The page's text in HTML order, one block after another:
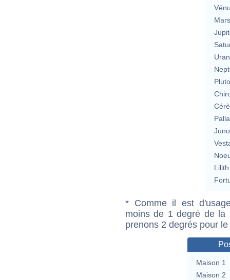
Mars
Lilith
* Comme il est
moins de 1 degré de la
prenons 2 degrés pour
Maison 1
Maison 2